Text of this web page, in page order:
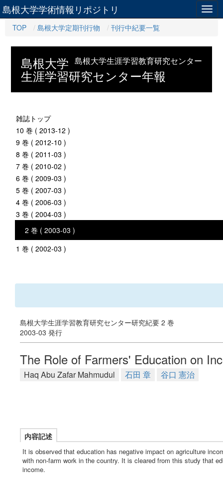
島根大学学術情報リポジトリ
TOP 島根大学定期刊行物 刊行中紀要一覧
島根大学生涯学習教育研究センター
島根大学
生涯学習研究センター年報
雑誌トップ
10 巻 ( 2013-12 )
9 巻 ( 2012-10 )
8 巻 ( 2011-03 )
7 巻 ( 2010-02 )
6 巻 ( 2009-03 )
5 巻 ( 2007-03 )
4 巻 ( 2006-03 )
3 巻 ( 2004-03 )
2 巻 ( 2003-03 )
1 巻 ( 2002-03 )
島根大学生涯学習教育研究センター研究紀要 2 巻
2003-03 発行
The Role of Farmers' Education on
Haq Abu Zafar Mahmudul 石田 章 谷口 憲治
内容記述
It is observed that education has negative impact on agriculture
with non-farm work in the country. It is cleared from this study that
income.